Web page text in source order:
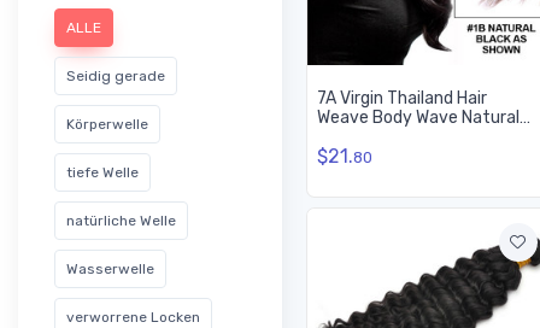
ALLE
Seidig gerade
Körperwelle
tiefe Welle
natürliche Welle
Wasserwelle
verworrene Locken
7A Virgin Thailand Hair
Weave Body Wave Natural
$21.80